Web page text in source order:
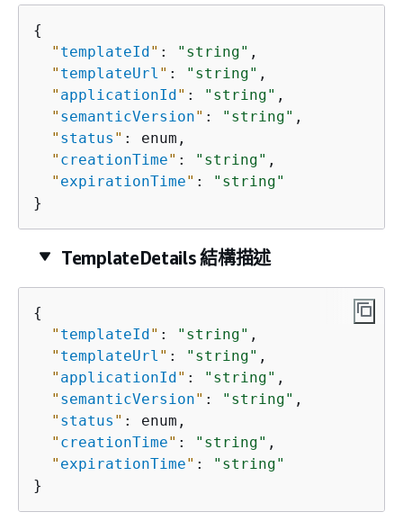
{
" templateId" : "string" ,
" templateUrl " : "string" ,
" applicationId" : "string" ,
" semanticVersion" : "string" ,
" status " : enum,
" creationTime" : "string" ,
" expirationTime" :
"string"
}
TemplateDetails 結構描述
{
" templateId" : "string" ,
" templateUrl " : "string" ,
" applicationId" : "string" ,
" semanticVersion" : "string" ,
" status " : enum,
" creationTime" : "string" ,
" expirationTime" :
"string"
}